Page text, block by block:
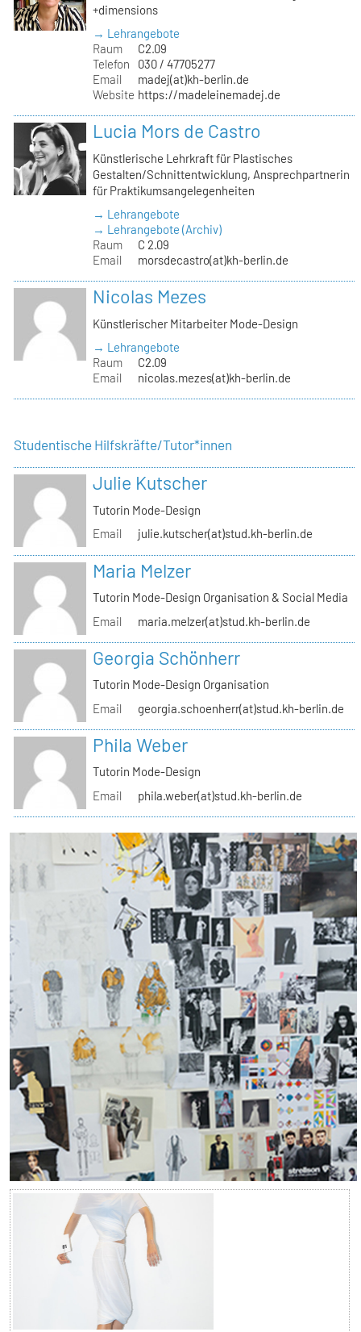
+dimensions
→ Lehrangebote
Raum
C2.09
Telefon
030 / 47705277
Email
madej(at)kh-berlin.de
Website https://madeleinemadej.de
Lucia Mors de Castro
Künstlerische Lehrkraft für Plastisches
Gestalten/Schnittentwicklung, Ansprechpartnerin
für Praktikumsangelegenheiten
→ Lehrangebote
→ Lehrangebote (Archiv)
Raum
C 2.09
Email
morsdecastro(at)kh-berlin.de
Nicolas Mezes
Künstlerischer Mitarbeiter Mode-Design
→ Lehrangebote
Raum
C2.09
Email
nicolas.mezes(at)kh-berlin.de
Studentische Hilfskräfte/Tutor*innen
Julie Kutscher
Tutorin Mode-Design
Email
julie.kutscher(at)stud.kh-berlin.de
Maria Melzer
Tutorin Mode-Design Organisation & Social Media
Email
maria.melzer(at)stud.kh-berlin.de
Georgia Schönherr
Tutorin Mode-Design Organisation
Email
georgia.schoenherr(at)stud.kh-berlin.de
Phila Weber
Tutorin Mode-Design
Email
phila.weber(at)stud.kh-berlin.de